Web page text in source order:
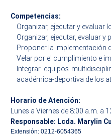
Competencias:
Organizar, ejecutar y evaluar
Organizar, ejecutar, evaluar
Proponer la implementación
Velar por el cumplimiento e
Integrar equipos
académica-deportiva de los
Horario de Atención:
Lunes a Viernes de 8:00 a.m. a
Responsable: Lcda. Marylin
Extensión: 0212-6054365